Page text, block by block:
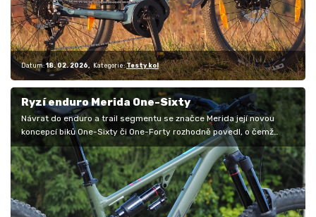
Datum: 18. 02. 2026 Kategorie: Testy kol
Ryzí enduro Merida One-Sixty
Návrat do enduro a trail segmentu se značce Merida její novou
koncepcí biků One-Sixty či One-Forty rozhodně povedl, o čemž
svědčí řada…